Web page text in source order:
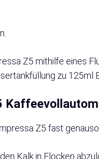
Z5 mithilfe eines
zu 125ml
Z5 fast
Kalk in Flocken